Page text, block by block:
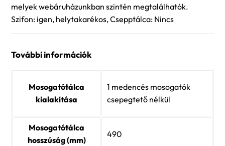
melyek webáruházunkban szintén megtalálhatók.
Szifon: igen, helytakarékos, Csepptálca: Nincs
További információk
Mosogatótálca
kialakítása
1 medencés mosogatók
csepegtető nélkül
Mosogatótálca
hosszúság (mm)
490